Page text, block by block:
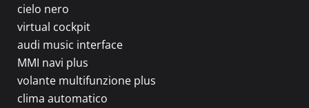
cielo nero
virtual cockpit
audi music interface
MMI navi plus
volante multifunzione plus
clima automatico